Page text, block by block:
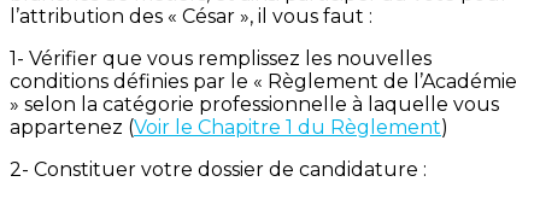
l’attribution des « César », il vous faut :
1- Vérifier que vous remplissez les nouvelles
conditions définies par le « Règlement de l’Académie
» selon la catégorie professionnelle à laquelle vous
appartenez (Voir le Chapitre 1 du Règlement)
2- Constituer votre dossier de candidature :